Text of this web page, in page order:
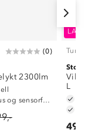
(0)
2300lm
L